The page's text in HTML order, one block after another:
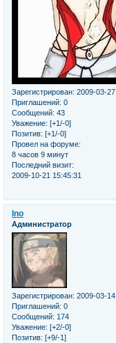
Зарегистрирован: 2009-03-27
Приглашений: 0
Сообщений: 43
Уважение: [+1/-0]
Позитив: [+1/-0]
Провел на форуме:
8 часов 9 минут
Последний визит:
2009-10-21 15:45:31
Ino
Администратор
Зарегистрирован: 2009-03-14
Приглашений: 0
Сообщений: 174
Уважение: [+2/-0]
Позитив: [+9/-1]